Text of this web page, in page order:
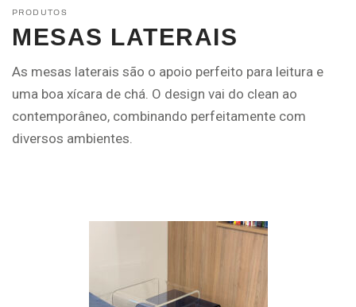
PRODUTOS
MESAS LATERAIS
As mesas laterais são o apoio perfeito para leitura e
uma boa xícara de chá. O design vai do clean ao
contemporâneo, combinando perfeitamente com
diversos ambientes.